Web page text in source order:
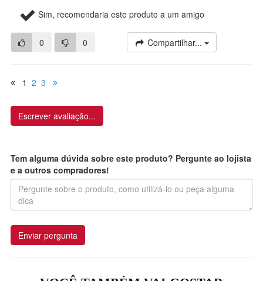
Sim, recomendaria este produto a um amigo
0 0 Compartilhar...
1 2 3
Escrever avaliação...
Tem alguma dúvida sobre este produto? Pergunte ao lojista
e a outros compradores!
Enviar pergunta